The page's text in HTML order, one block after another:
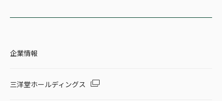
企業情報
三洋堂ホールディングス